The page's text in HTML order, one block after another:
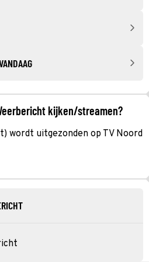
kijken/streamen?
wordt uitgezonden op TV Noord